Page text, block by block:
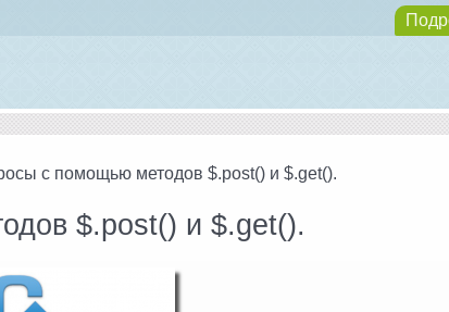
с помощью методов $.post() и $.get().
$.post() и $.get().